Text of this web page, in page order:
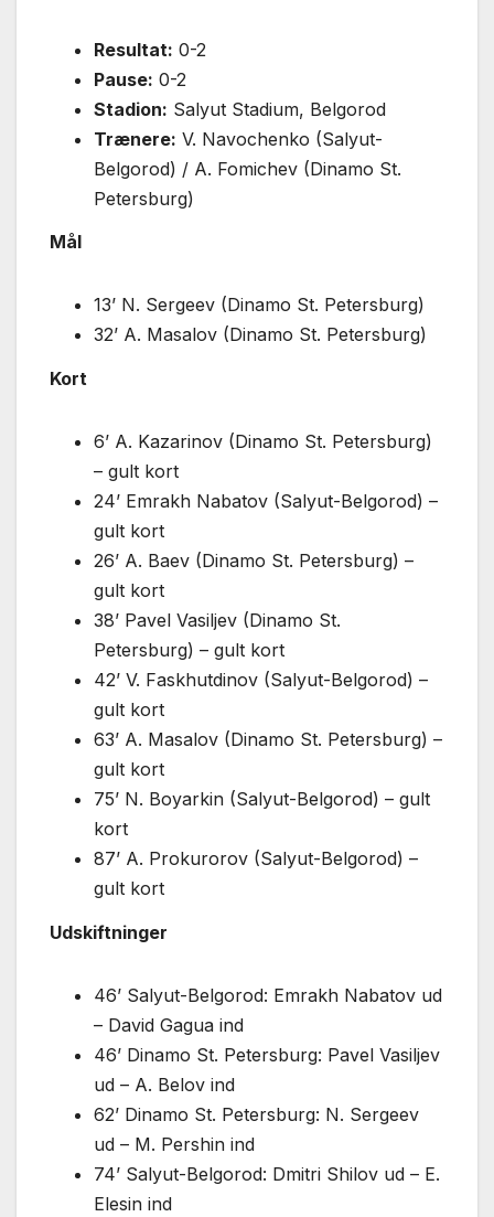
Resultat: 0-2
Pause: 0-2
Stadion: Salyut Stadium, Belgorod
Trænere: V. Navochenko (Salyut-
Belgorod) / A. Fomichev (Dinamo St.
Petersburg)
Mål
13’ N. Sergeev (Dinamo St. Petersburg)
32’ A. Masalov (Dinamo St. Petersburg)
Kort
6’ A. Kazarinov (Dinamo St. Petersburg)
– gult kort
24’ Emrakh Nabatov (Salyut-Belgorod) –
gult kort
26’ A. Baev (Dinamo St. Petersburg) –
gult kort
38’ Pavel Vasiljev (Dinamo St.
Petersburg) – gult kort
42’ V. Faskhutdinov (Salyut-Belgorod) –
gult kort
63’ A. Masalov (Dinamo St. Petersburg) –
gult kort
75’ N. Boyarkin (Salyut-Belgorod) – gult
kort
87’ A. Prokurorov (Salyut-Belgorod) –
gult kort
Udskiftninger
46’ Salyut-Belgorod: Emrakh Nabatov ud
– David Gagua ind
46’ Dinamo St. Petersburg: Pavel Vasiljev
ud – A. Belov ind
62’ Dinamo St. Petersburg: N. Sergeev
ud – M. Pershin ind
74’ Salyut-Belgorod: Dmitri Shilov ud – E.
Elesin ind